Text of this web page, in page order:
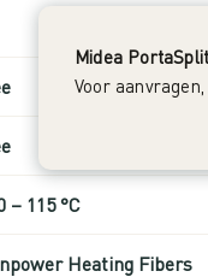
Midea PortaSplit
Voor
– 115 °C
Heating Fibers